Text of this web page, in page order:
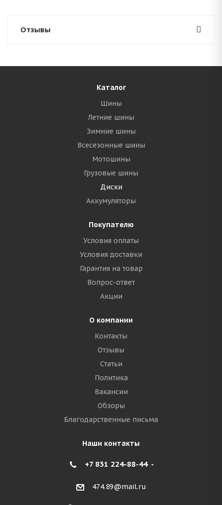
Отзывы
Каталог
Шины
Летние шины
Зимние шины
Всесезонные шины
Мотошины
Грузовые шины
Диски
Аккумуляторы
Покупателю
Условия оплаты
Условия доставки
Гарантия на товар
Вопрос-ответ
Акции
О компании
Контакты
Отзывы
Статьи
Политика
Вакансии
Обзоры
Благодарственные письма
Наши контакты
+7 831 224-88-44
474.89@mail.ru